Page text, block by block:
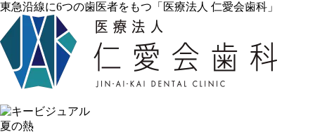
東急沿線に6つの歯医者をもつ「医療法人 仁愛会歯科」
夏の熱